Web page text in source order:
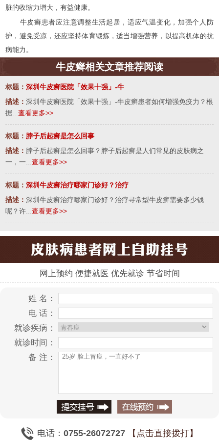
脏的收缩力增大，有益健康。
牛皮癣患者应注意调整生活起居，适应气温变化，加强个人防
护，避免受凉，还应坚持体育锻炼，适当增强营养，以提高机体的抗
病能力。
牛皮癣相关文章推荐阅读
标题：深圳牛皮癣医院「效果十强」-牛
描述：深圳牛皮癣医院「效果十强」-牛皮癣患者如何增强免疫力？根
据...查看更多>>
标题： 脖子后起癣是怎么回事
描述： 脖子后起癣是怎么回事？脖子后起癣是人们常见的皮肤病之
一，一...查看更多>>
标题：深圳牛皮癣治疗哪家门诊好？治疗
描述：深圳牛皮癣治疗哪家门诊好？治疗寻常型牛皮癣需要多少钱
呢？许...查看更多>>
网上预约 便捷就医 优先就诊 节省时间
姓 名：
电 话：
就诊疾病：
就诊时间：
备 注：
电话：0755-26072727 【点击直接拨打】